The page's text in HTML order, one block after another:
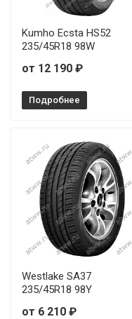
Kumho Ecsta HS52
235/45R18 98W
от 12 190 ₽
Подробнее
Westlake SA37
235/45R18 98Y
от 6 210 ₽